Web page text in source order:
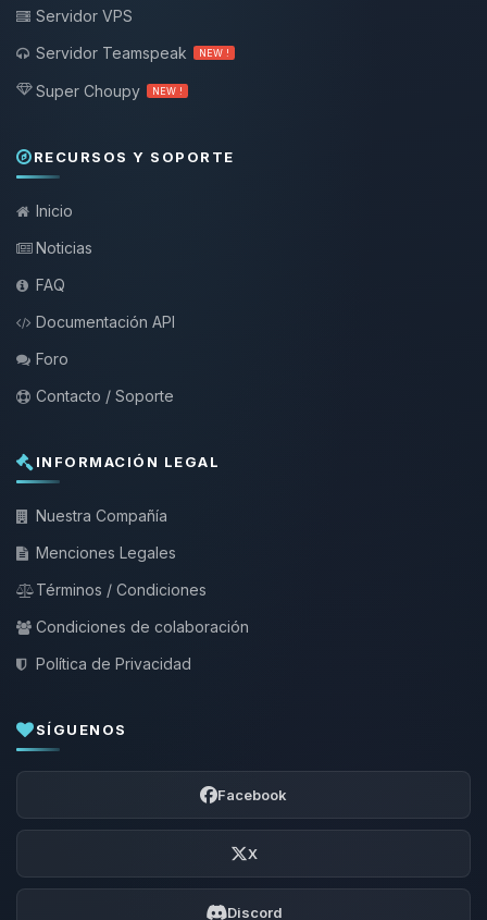
Servidor VPS
Servidor Teamspeak
NEW !
Super Choupy NEW !
RECURSOS Y SOPORTE
Inicio
Noticias
FAQ
Documentación API
Foro
Contacto / Soporte
INFORMACIÓN LEGAL
Nuestra Compañía
Menciones Legales
Términos / Condiciones
Condiciones de colaboración
Política de Privacidad
SÍGUENOS
Facebook
X
Discord